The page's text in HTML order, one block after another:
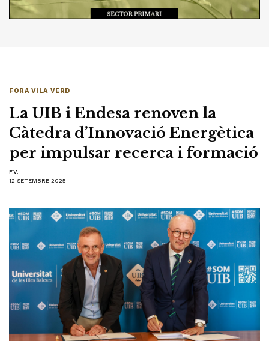
FORA VILA VERD
La UIB i Endesa renoven la
Càtedra d’Innovació Energètica
per impulsar recerca i formació
F.V.
12 SETEMBRE 2025